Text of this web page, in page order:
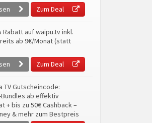
Zum Deal
Rabatt auf waipu.tv inkl.
ab 9€/Monat (statt
Zum Deal
TV Gutscheincode:
ab effektiv
+ bis zu 50€ Cashback –
& mehr zum Bestpreis